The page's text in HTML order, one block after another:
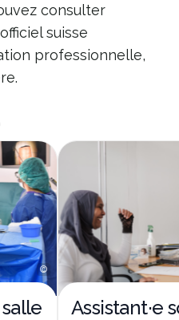
©
Assistant·e
consulter
suisse
professionnelle,